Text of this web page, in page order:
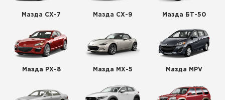
Мазда СХ-7 Мазда СХ-9 Мазда БТ-50
Мазда РХ-8 Мазда МХ-5 Мазда MPV